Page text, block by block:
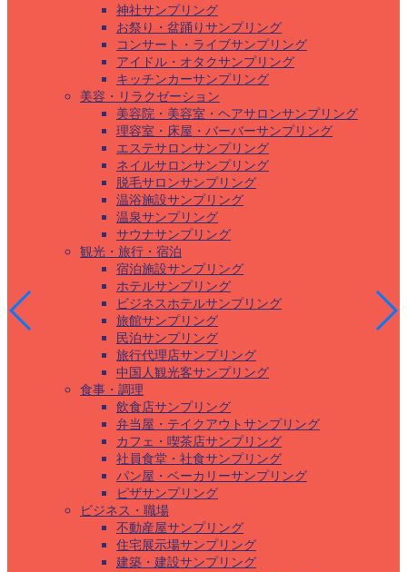
神社サンプリング
お祭り・盆踊りサンプリング
コンサート・ライブサンプリング
アイドル・オタクサンプリング
キッチンカーサンプリング
美容・リラクゼーション
美容院・美容室・ヘアサロンサンプリング
理容室・床屋・バーバーサンプリング
エステサロンサンプリング
ネイルサロンサンプリング
脱毛サロンサンプリング
温浴施設サンプリング
温泉サンプリング
サウナサンプリング
観光・旅行・宿泊
宿泊施設サンプリング
ホテルサンプリング
ビジネスホテルサンプリング
旅館サンプリング
民泊サンプリング
旅行代理店サンプリング
中国人観光客サンプリング
食事・調理
飲食店サンプリング
弁当屋・テイクアウトサンプリング
カフェ・喫茶店サンプリング
社員食堂・社食サンプリング
パン屋・ベーカリーサンプリング
ピザサンプリング
ビジネス・職場
不動産屋サンプリング
住宅展示場サンプリング
建築・建設サンプリング